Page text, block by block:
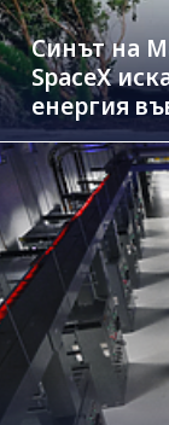
Синът на
SpaceX
енергия